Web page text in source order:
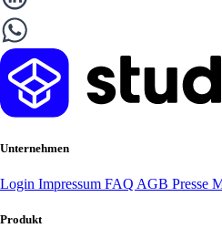
Unternehmen
Login Impressum FAQ AGB Presse
Produkt